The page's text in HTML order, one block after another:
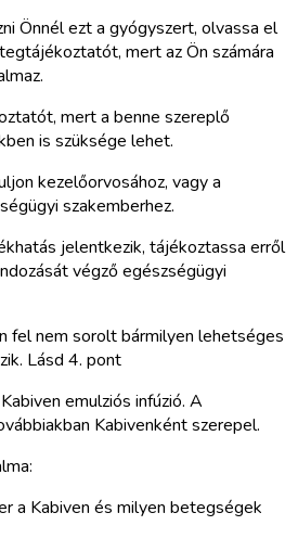
Önnél ezt a gyógyszert, olvassa el
mert az Ön számára
mert a benne szereplő
is szüksége lehet.
kezelőorvosához, vagy a
szakemberhez.
jelentkezik, tájékoztassa erről
végző egészségügyi
fel nem sorolt bármilyen lehetséges
Lásd 4. pont
emulziós infúzió. A
Kabivenként szerepel.
a Kabiven és milyen betegségek